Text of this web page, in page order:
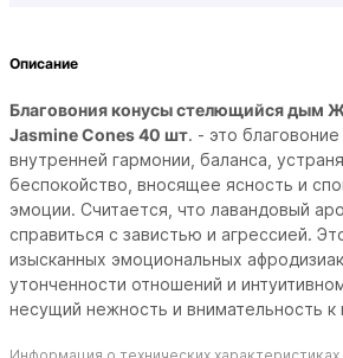
Описание
Благовония конусы стелющийся дым
Jasmine Cones 40 шт. - это
внутренней гармонии, баланса,
беспокойство, вносящее ясность и
эмоции. Считается, что лавандовый
справиться с завистью и агрессией.
изысканных эмоциональных
утонченности отношений и
несущий нежность и внимательность к